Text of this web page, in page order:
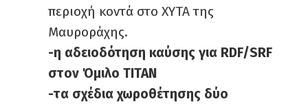
περιοχή κοντά στο ΧΥΤΑ της
Μαυροράχης.
-η αδειοδότηση καύσης για RDF/SRF
στον Όμιλο ΤΙΤΑΝ
-τα σχέδια χωροθέτησης δύο